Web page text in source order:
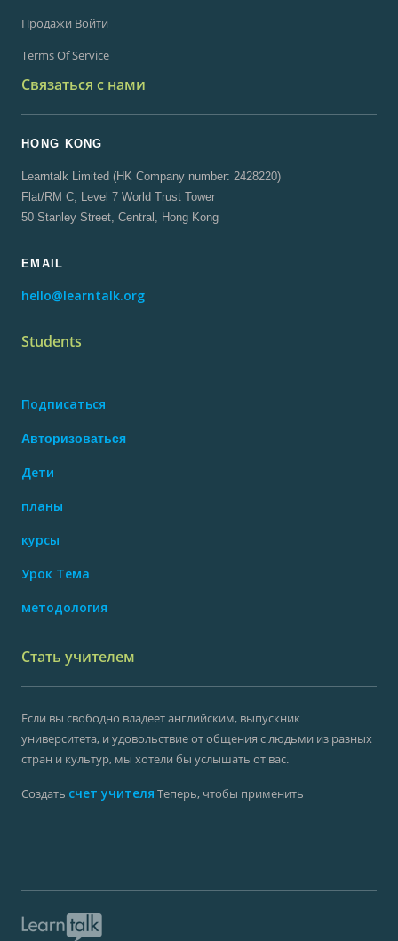
Продажи Войти
Terms Of Service
Связаться с нами
HONG KONG
Learntalk Limited (HK Company number: 2428220)
Flat/RM C, Level 7 World Trust Tower
50 Stanley Street, Central, Hong Kong
EMAIL
hello@learntalk.org
Students
Подписаться
Авторизоваться
Дети
планы
курсы
Урок Тема
методология
Стать учителем
Если вы свободно владеет английским, выпускник
университета, и удовольствие от общения с людьми из разных
стран и культур, мы хотели бы услышать от вас.
Создать счет учителя Теперь, чтобы применить